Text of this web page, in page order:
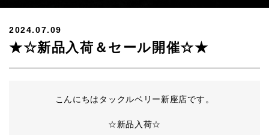
2024.07.09
★☆新品入荷＆セール開催☆★
こんにちはタックルベリー新座店です。
☆新品入荷☆